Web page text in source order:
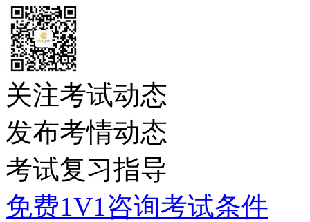
关注考试动态
发布考情动态
考试复习指导
免费1V1咨询考试条件